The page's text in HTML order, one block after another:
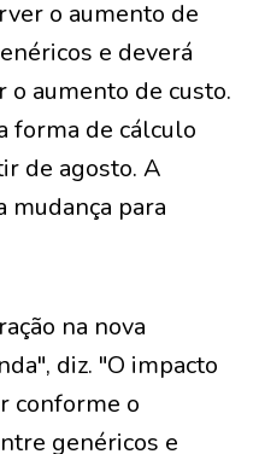
o aumento de
e deverá
o aumento de custo.
forma de cálculo
de agosto. A
mudança para
na nova
diz. "O impacto
conforme o
genéricos e